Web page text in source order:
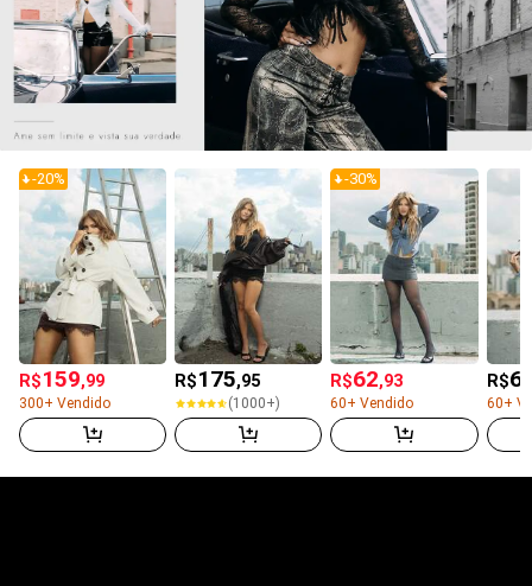
-20%
R$159,99
300+ Vendido
(500+)
300+ Vendido
(500+)
R$175,95
(1000+)
(1000+)
-30%
R$62,93
60+ Vendido
(500+)
60+ Vendido
(500+)
R$
60+
60+